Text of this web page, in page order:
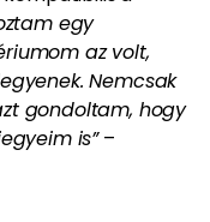
egy
az volt,
Nemcsak
gondoltam, hogy
is”–